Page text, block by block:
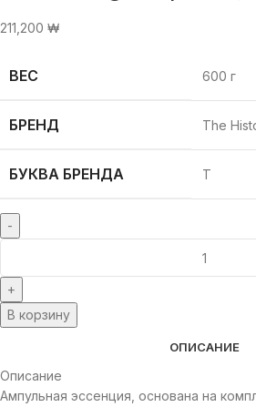
211,200 ₩
ВЕС 600 г
БРЕНД The
БУКВА БРЕНДА T
В корзину
ОПИСАНИЕ
Описание
Ампульная эссенция, основана на